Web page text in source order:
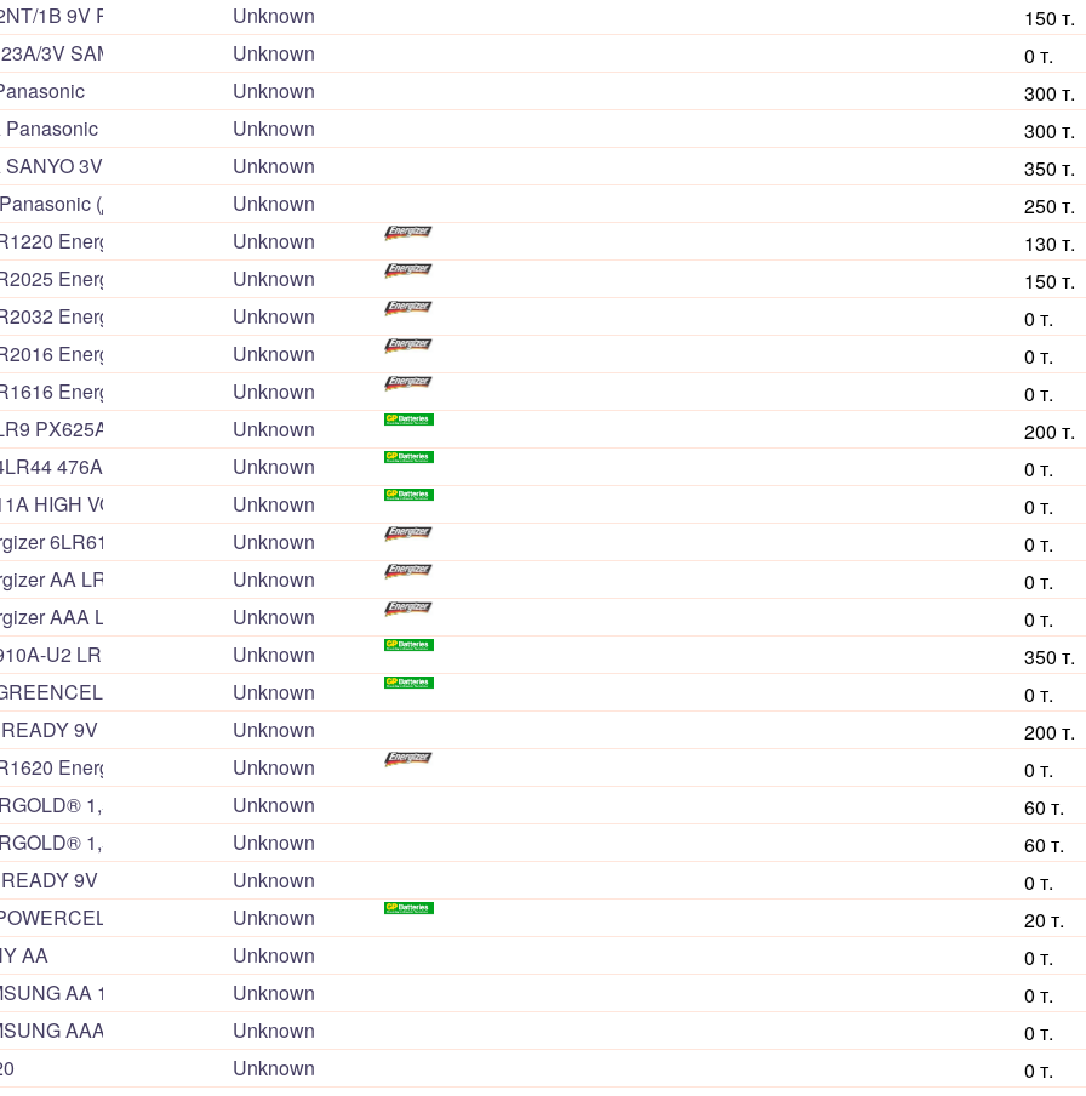
1B 9V Panasonic NEOUnknown
150 т.
3V SAMSUNG POWER LITHIUM PHOTO 1PL
Unknown
0 т.
Unknown
300 т.
Panasonic
Unknown
300 т.
3V
Unknown
350 т.
(Дубликат)
Unknown
250 т.
Energizer
Unknown
130 т.
Energizer
Unknown
150 т.
Energizer
Unknown
0 т.
Energizer
Unknown
0 т.
Energizer
Unknown
0 т.
PX625A, V625U ALKALINE CELL 1,5V
Unknown
200 т.
476A-C1, A544, V4034PX, PX28A HIGH VOLTAGE 6V 13x25,2mm
Unknown
0 т.
HIGH VOLTAGE 6V 10x16mm
Unknown
0 т.
6LR61 NO. 522 BP1 9V ALKALINE MAX™
Unknown
0 т.
AA LR6 NO. A91 B2
Unknown
0 т.
AAA LR03 NO. A92 B2Unknown
0 т.
U2 LR1 SUPER ALKALINE size N 1,5V
Unknown
350 т.
1604G-U1 6F22 9V
Unknown
0 т.
9V (в блистере)
Unknown
200 т.
Energizer
Unknown
0 т.
1,5V R03P UM-4 (AAA) (цена продажи за пару)
Unknown
60 т.
1,5V R6P UM-? (AA) (цена продажи за пару)
Unknown
60 т.
9V
Unknown
0 т.
R03 AAA 1,5V (цена за штуку)
Unknown
20 т.
AA
Unknown
0 т.
AA 1X2 (пара в блистере) ALK ???
Unknown
0 т.
AAA 1X2 (пара в блистере) ALK ???
Unknown
0 т.
Unknown
0 т.